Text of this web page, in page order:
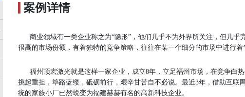
案例详情
商业领域有一类企业称之为“隐形”，他们几乎不为外界所关注，但几乎
很高的市场份额，有着独特的竞争策略，往往在某一个细分的市场中进行
福州顶宏激光就是这样一家企业，成立8年，立足福州市场，在竞争白
挑起重担，筚路蓝缕，砥砺前行，艰辛甘苦自不必说。最近3年，借助互联
统的家族小厂已然蜕变为福建赫赫有名的高新科技企业。